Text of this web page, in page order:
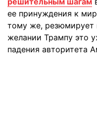
ее принуждения к
тому же, резюмирует
желании Трампу это
падения авторитета